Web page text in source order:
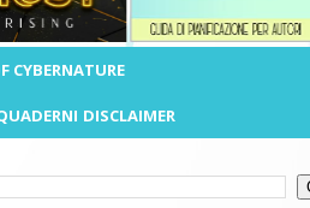
CYBERNATURE
DISCLAIMER